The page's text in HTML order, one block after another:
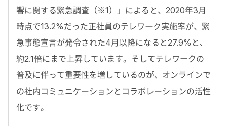
響に関する緊急調査（※1）」によると、2020年3月
時点で13.2%だった正社員のテレワーク実施率が、緊
急事態宣言が発令された4月以降になると27.9%と、
約2.1倍にまで上昇しています。そしてテレワークの
普及に伴って重要性を増しているのが、オンラインで
の社内コミュニケーションとコラボレーションの活性
化です。